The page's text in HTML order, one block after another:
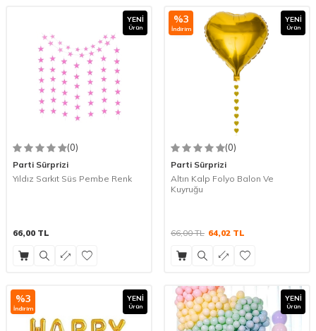
YENI
Ürün
(0)
Parti Sürprizi
Yıldız Sarkıt Süs Pembe Renk
66,00 TL
%3
İndirim
YENI
Ürün
(0)
Parti Sürprizi
Altın Kalp Folyo Balon Ve
Kuyruğu
66,00TL 64,02 TL
%3
İndirim
YENI
Ürün
YENI
Ürün